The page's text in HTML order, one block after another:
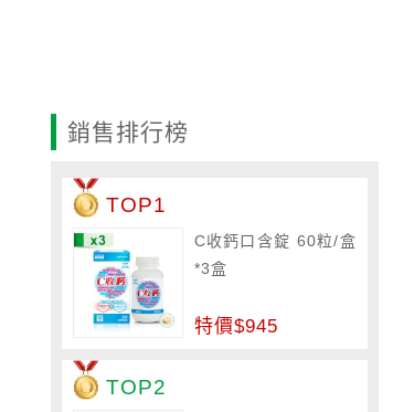
銷售排行榜
TOP1
C收鈣口含錠 60粒/盒
*3盒
特價$945
TOP2